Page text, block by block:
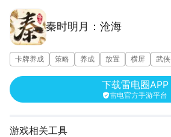
秦时明月：沧海
卡牌养成 策略 养成 放置 横屏 武侠
下载雷电圈APP
雷电官方手游平台
游戏相关工具